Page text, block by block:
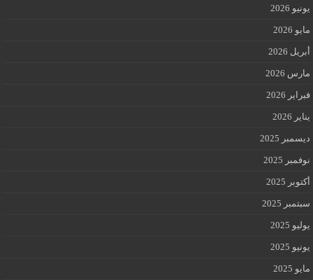
يونيو 2026
مايو 2026
أبريل 2026
مارس 2026
فبراير 2026
يناير 2026
ديسمبر 2025
نوفمبر 2025
أكتوبر 2025
سبتمبر 2025
يوليو 2025
يونيو 2025
مايو 2025